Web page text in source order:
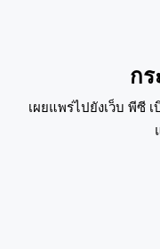
ก
เผยแพร่ไปยังเว็บ พีซี เ